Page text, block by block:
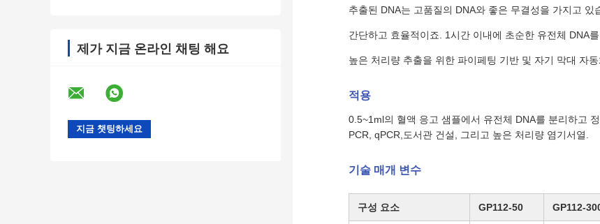
제가 지금 온라인 채팅 해요
추출된 DNA는 고품질의 DNA와 좋은 무결성을 가지고 있
간단하고 효율적이죠. 1시간 이내에 초순한 유전체 DNA
높은 처리량 추출을 위한 파이페팅 기반 및 자기 막대 자
적용
0.5~1ml의 혈액 응고 샘플에서 유전체 DNA를 분리하고
PCR, qPCR,도서관 건설, 그리고 높은 처리량 염기서열.
기술 매개 변수
구성 요소 GP112-50 GP112-